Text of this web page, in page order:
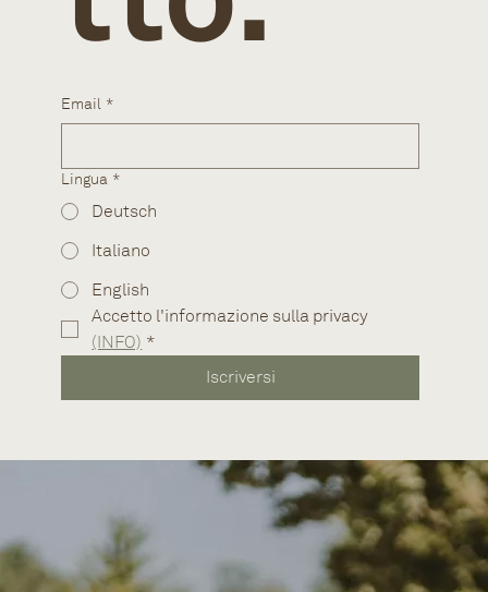
Email *
Lingua *
Deutsch
Italiano
English
(INFO) *
Iscriversi